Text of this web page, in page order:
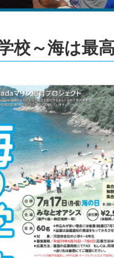
学校～海は